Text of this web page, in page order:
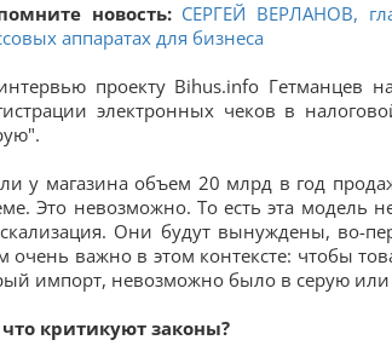
новость: СЕРГЕЙ ВЕРЛАНОВ,
аппаратах для бизнеса
проекту Bihus.info Гетманцев
электронных чеков в
у магазина объем 20 млрд в год
Это невозможно. То есть эта модель
Они будут вынуждены, во-
очень важно в этом контексте: чтобы
импорт, невозможно было в серую или
критикуют законы?